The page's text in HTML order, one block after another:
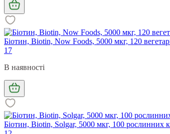
Біотин, Biotin, Now Foods, 5000 мкг, 120
17
В наявності
Біотин, Biotin, Solgar, 5000 мкг, 100 рослинних